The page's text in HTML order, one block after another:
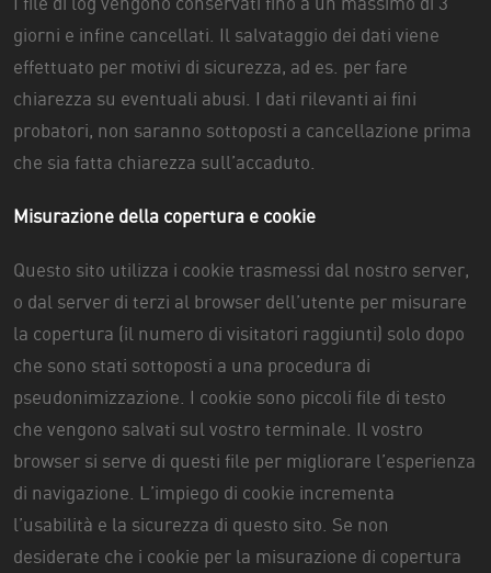
I file di log vengono conservati fino a un massimo di 3
giorni e infine cancellati. Il salvataggio dei dati viene
effettuato per motivi di sicurezza, ad es. per fare
chiarezza su eventuali abusi. I dati rilevanti ai fini
probatori, non saranno sottoposti a cancellazione prima
che sia fatta chiarezza sull’accaduto.
Misurazione della copertura e cookie
Questo sito utilizza i cookie trasmessi dal nostro server,
o dal server di terzi al browser dell’utente per misurare
la copertura (il numero di visitatori raggiunti) solo dopo
che sono stati sottoposti a una procedura di
pseudonimizzazione. I cookie sono piccoli file di testo
che vengono salvati sul vostro terminale. Il vostro
browser si serve di questi file per migliorare l’esperienza
di navigazione. L’impiego di cookie incrementa
l’usabilità e la sicurezza di questo sito. Se non
desiderate che i cookie per la misurazione di copertura